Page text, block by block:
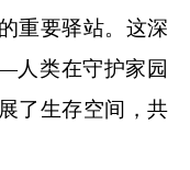
重要驿站。这深
人类在守护家园
了生存空间，共